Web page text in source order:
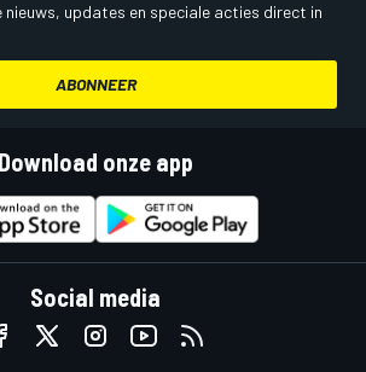
updates en speciale acties direct in
ABONNEER
Download onze app
Social media